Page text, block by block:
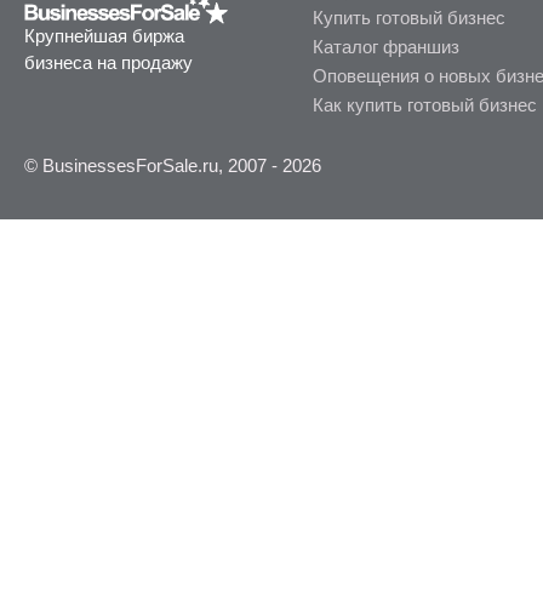
Крупнейшая биржа
бизнеса на продажу
Купить готовый бизнес
Каталог франшиз
Оповещения о новых
Как купить готовый бизнес
© BusinessesForSale.ru, 2007 - 2026